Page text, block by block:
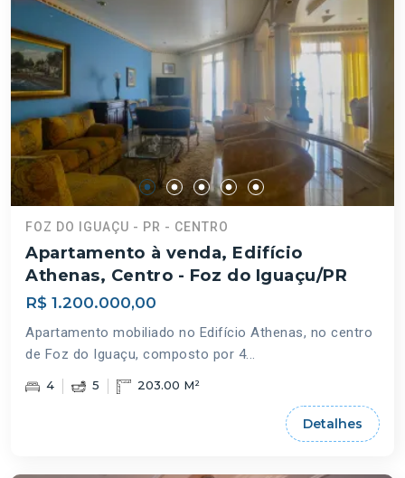
FOZ DO IGUAÇU - PR - CENTRO
Apartamento à venda, Edifício
Athenas, Centro - Foz do Iguaçu/PR
R$ 1.200.000,00
Apartamento mobiliado no Edifício Athenas, no centro
de Foz do Iguaçu, composto por 4...
4 5 203.00 M²
Detalhes